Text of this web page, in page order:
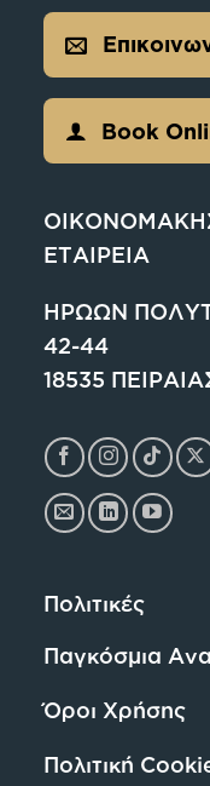
Book
ΕΤΑΙΡΕΙΑ
ΗΡΩΩΝ
42-44
18535
Πολιτικές
Παγκόσμια
Όροι Χρήσης
Πολιτική